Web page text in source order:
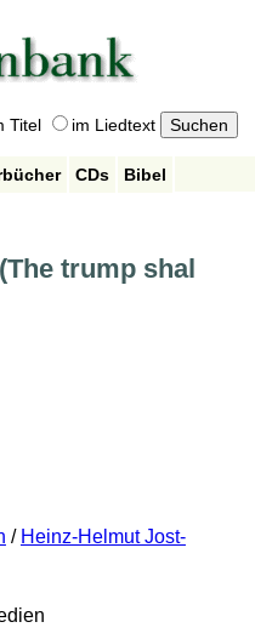
Titel im Liedtext
CDs
Bibel
trump shal
/ Heinz-Helmut Jost-